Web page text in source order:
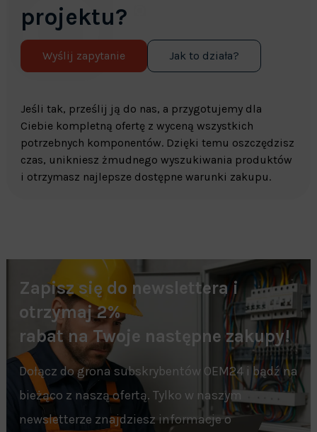
projektu?
Wyślij zapytanie Jak to działa?
Jeśli tak, prześlij ją do nas, a przygotujemy dla
Ciebie kompletną ofertę z wyceną wszystkich
potrzebnych komponentów. Dzięki temu oszczędzisz
czas, unikniesz żmudnego wyszukiwania produktów
i otrzymasz najlepsze dostępne warunki zakupu.
Zapisz się do newslettera i
otrzymaj 2%
rabat na Twoje następne zakupy!
Dołącz do grona subskrybentów OEM24 i bądź na
bieżąco z naszą ofertą. Tylko w naszym
newsletterze znajdziesz informacje o